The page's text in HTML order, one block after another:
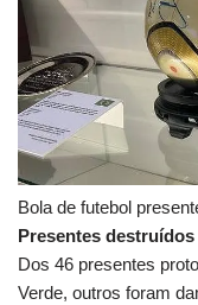
Bola de futebol
Presentes destruídos
Dos 46 presentes
Verde, outros foram